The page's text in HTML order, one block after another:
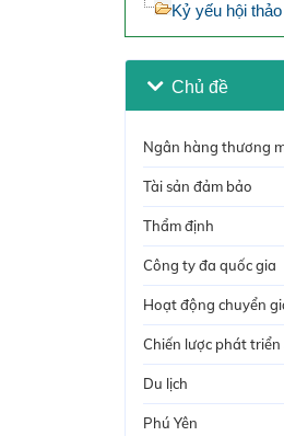
Kỷ yếu hội thảo
Chủ đề
Ngân hàng thương
Tài sản đảm bảo
Thẩm định
Công ty đa quốc gia
Hoạt động chuyển
Chiến lược phát
Du lịch
Phú Yên